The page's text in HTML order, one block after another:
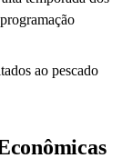
ao pescado